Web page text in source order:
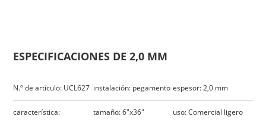
ESPECIFICACIONES DE 2,0 MM
N.º de artículo: UCL627 instalación: pegamento espesor: 2,0 mm
característica:
tamaño: 6"x36" uso: Comercial ligero